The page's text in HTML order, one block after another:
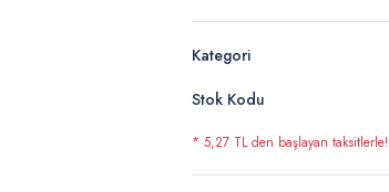
Kategori
Stok Kodu
* 5,27 TL den başlayan taksitlerle!